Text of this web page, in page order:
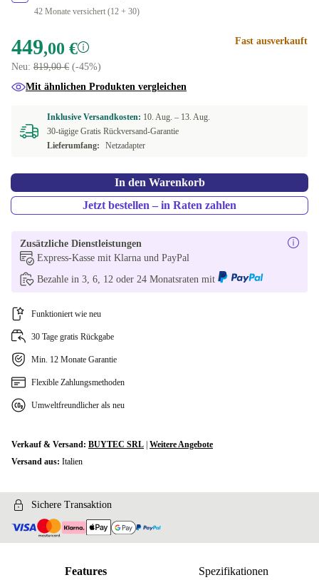
42 Monate versichert (12 + 30)
449,00 €
Neu: 819,00 € (-45%)
Fast ausverkauft
Mit ähnlichen Produkten vergleichen
Inklusive Versandkosten: 10. Aug. – 13. Aug.
30-tägige Gratis Rückversand-Garantie
Lieferumfang:
Netzadapter
In den Warenkorb
Jetzt bestellen – in Raten zahlen
Zusätzliche Dienstleistungen
Express-Kasse mit Klarna und PayPal
Bezahle in 3, 6, 12 oder 24 Monatsraten mit
Funktioniert wie neu
30 Tage gratis Rückgabe
Min. 12 Monate Garantie
Flexible Zahlungsmethoden
Umweltfreundlicher als neu
Verkauf & Versand: BUYTEC SRL Weitere Angebote
Versand aus: Italien
Sichere Transaktion
Features Spezifikationen